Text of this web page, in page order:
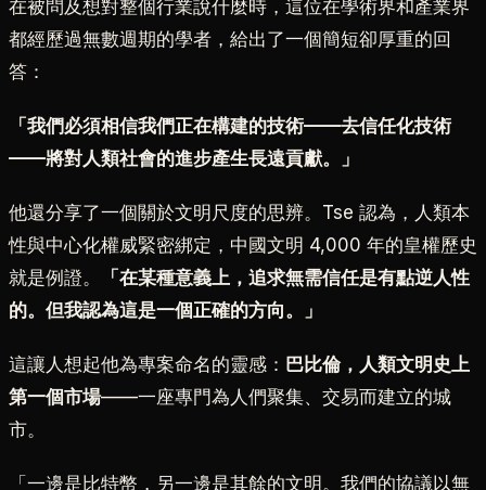
在被問及想對整個行業說什麼時，這位在學術界和產業界
都經歷過無數週期的學者，給出了一個簡短卻厚重的回
答：
「我們必須相信我們正在構建的技術——去信任化技術
——將對人類社會的進步產生長遠貢獻。」
他還分享了一個關於文明尺度的思辨。Tse 認為，人類本
性與中心化權威緊密綁定，中國文明 4,000 年的皇權歷史
就是例證。
「在某種意義上，追求無需信任是有點逆人性
的。但我認為這是一個正確的方向。」
這讓人想起他為專案命名的靈感： 巴比倫，人類文明史上
第一個市場——一座專門為人們聚集、交易而建立的城
市。
「一邊是比特幣，另一邊是其餘的文明。我們的協議以無